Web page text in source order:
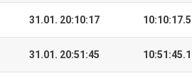
31.01. 20:10:17 10:10:17.5
31.01. 20:51:45 10:51:45.1